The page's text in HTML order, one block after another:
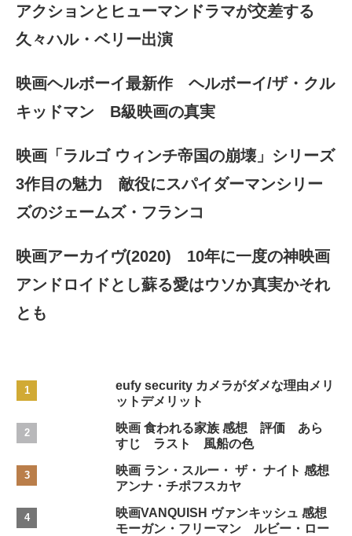
アクションとヒューマンドラマが交差する
久々ハル・ベリー出演
映画ヘルボーイ最新作 ヘルボーイ/ザ・クル
キッドマン B級映画の真実
映画「ラルゴ ウィンチ帝国の崩壊」シリーズ
3作目の魅力 敵役にスパイダーマンシリー
ズのジェームズ・フランコ
映画アーカイヴ(2020) 10年に一度の神映画
アンドロイドとし蘇る愛はウソか真実かそれ
とも
eufy security カメラがダメな理由メリ
ットデメリット
映画 食われる家族 感想 評価 あら
すじ ラスト 風船の色
映画 ラン・スルー・ ザ・ ナイト 感想
アンナ・チポフスカヤ
映画VANQUISH ヴァンキッシュ 感想
モーガン・フリーマン ルビー・ロー